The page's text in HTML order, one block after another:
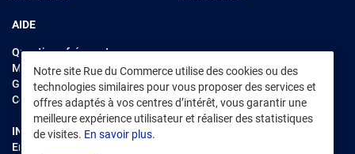
Notre site Rue du Commerce utilise des cookies ou des
technologies similaires pour vous proposer des services et
offres adaptés à vos centres d’intérêt, vous garantir une
meilleure expérience utilisateur et réaliser des statistiques
de visites. En savoir plus.
AIDE
Questions fréquentes
Modes de règlements
Garantie et retours
Contacter Rue du Commerce
INFORMATIONS LÉGALES
Environnement